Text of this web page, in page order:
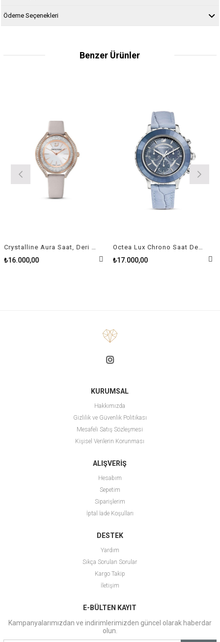
Ödeme Seçenekleri
Benzer Ürünler
Crystalline Aura Saat, Deri Kayiş, Gri, Pembe Altin Pvd Kaplama
₺16.000,00
Octea Lux Chrono Saat Deri Kayış Açık Mavi Paslanmaz Çelik
₺17.000,00
KURUMSAL
Hakkımızda
Gizlilik ve Güvenlik Politikası
Mesafeli Satış Sözleşmesi
Kişisel Verilerin Korunması
ALIŞVERİŞ
Hesabım
Sepetim
Siparişlerim
İptal İade Koşulları
DESTEK
Yardım
Sıkça Sorulan Sorular
Kargo Takip
İletişim
E-BÜLTEN KAYIT
Kampanyalarımızdan ve indirimlerimizden güncel olarak haberdar
olun.